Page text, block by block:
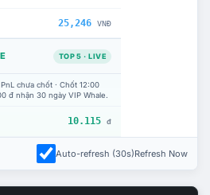
25,246 VNĐ
TOP 5 · LIVE
chưa chốt · Chốt 12:00
đ nhận 30 ngày VIP Whale.
10.115 đ
Auto-refresh (30s)Refresh Now